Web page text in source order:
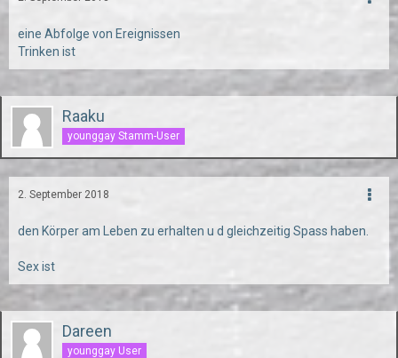
eine Abfolge von Ereignissen
Trinken ist
Raaku
younggay Stamm-User
2. September 2018
den Körper am Leben zu erhalten u d gleichzeitig Spass haben.
Sex ist
Dareen
younggay User